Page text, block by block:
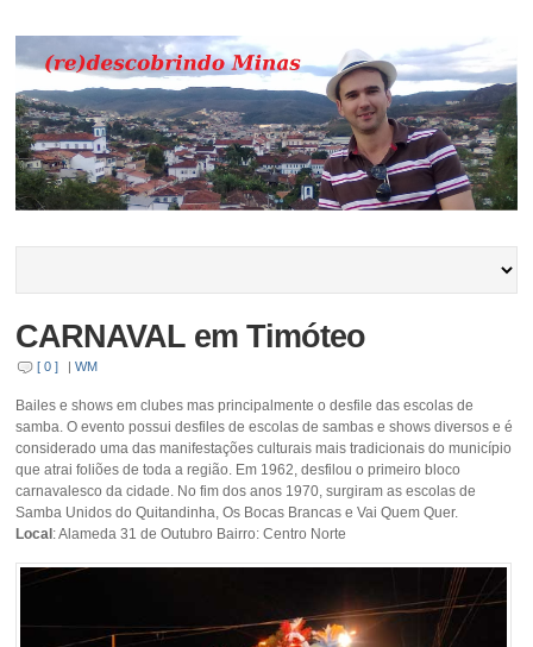
CARNAVAL em Timóteo
[ 0 ] |WM
Bailes e shows em clubes mas principalmente o desfile das escolas de
samba. O evento possui desfiles de escolas de sambas e shows diversos e é
considerado uma das manifestações culturais mais tradicionais do município
que atrai foliões de toda a região. Em 1962, desfilou o primeiro bloco
carnavalesco da cidade. No fim dos anos 1970, surgiram as escolas de
Samba Unidos do Quitandinha, Os Bocas Brancas e Vai Quem Quer.
Local: Alameda 31 de Outubro Bairro: Centro Norte